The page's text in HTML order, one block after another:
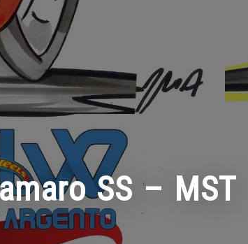
SS – MST